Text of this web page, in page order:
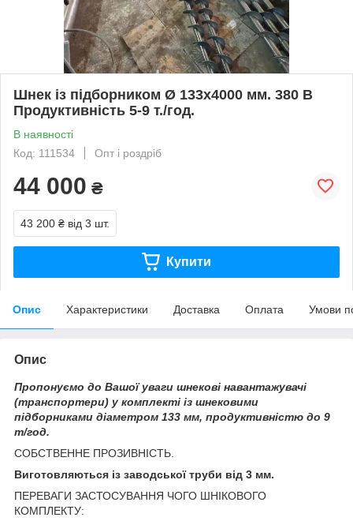
Шнек із підборником Ø 133х4000 мм. 380 В
Продуктивність 5-9 т./год.
В наявності
Код: 111534
Опт і роздріб
44 000 ₴
43 200 ₴ від 3 шт.
Купити
Опис Характеристики Доставка Оплата Умови
Опис
Пропонуємо до Вашої уваги шнекові навантажувачі
(транспортери) у комплекті із шнековими
підборниками діаметром 133 мм, продуктивністю до 9
т/год.
СОБСТВЕННЕ ПРОЗИВНІСТЬ.
Виготовляються із заводської труби від 3 мм.
ПЕРЕВАГИ ЗАСТОСУВАННЯ ЧОГО ШНІКОВОГО
КОМПЛЕКТУ: